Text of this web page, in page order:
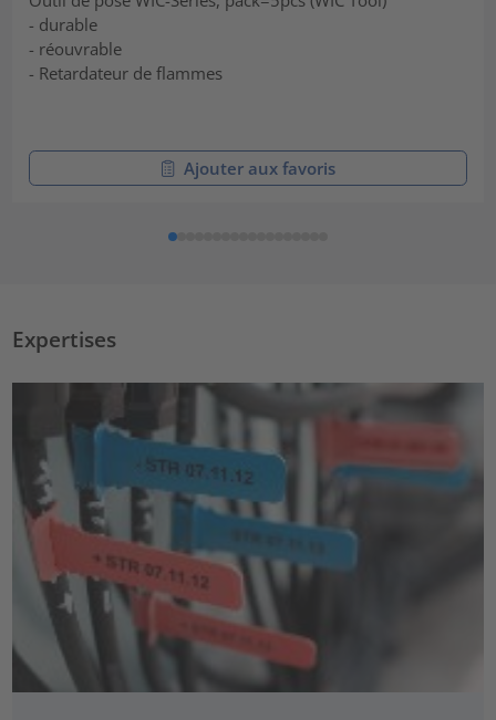
- durable
- réouvrable
- Retardateur de flammes
Ajouter aux favoris
Expertises